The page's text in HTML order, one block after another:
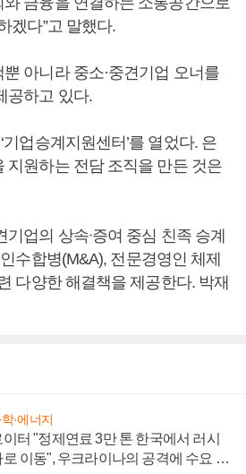
겠다”고 말했다.
아니라 중소·중견기업 오너를
공하고 있다.
업승계지원센터’를 열었다. 은
지원하는 전담 조직을 만든 것은
기업의 상속ᐧ증여 중심 친족 승계
수합병(M&A), 전문경영인 체제
다양한 해결책을 제공한다. 박재
·에너지
이터 "정제연료 3만 톤 한국에서 러시
로 이동", 우크라이나의 공격에 수요 늘